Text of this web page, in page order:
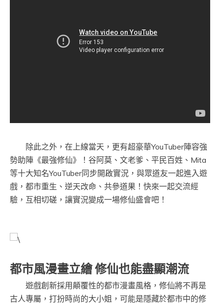
除此之外，在上線當天，更有超豪華YouTuber陣容強
勢助陣《最強修仙》！谷阿莫、文老爹、平民百姓、Mita
等十大知名YouTuber同步開啟實況，與眾道友一起進入遊
戲，都市重生、逆天改命、共參道果！快來一起交流經
驗，互相切磋，讓實況變成一場修仙盛會吧！
都市風漫畫立繪 修仙也能盡顯潮流
遊戲創新採用顛覆性的都市漫畫風格，修仙將不再是
古人專屬，打扮時尚的大小姐，可能是隱藏於都市中的修